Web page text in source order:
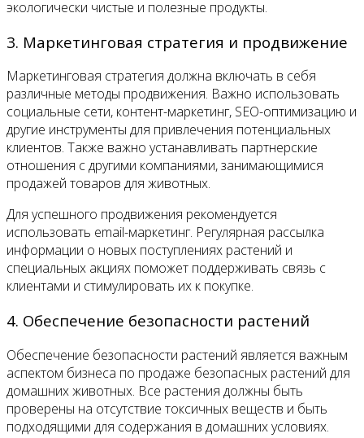
экологически чистые и полезные продукты.
3. Маркетинговая стратегия и продвижение
Маркетинговая стратегия должна включать в себя
различные методы продвижения. Важно использовать
социальные сети, контент-маркетинг, SEO-оптимизацию и
другие инструменты для привлечения потенциальных
клиентов. Также важно устанавливать партнерские
отношения с другими компаниями, занимающимися
продажей товаров для животных.
Для успешного продвижения рекомендуется
использовать email-маркетинг. Регулярная рассылка
информации о новых поступлениях растений и
специальных акциях поможет поддерживать связь с
клиентами и стимулировать их к покупке.
4. Обеспечение безопасности растений
Обеспечение безопасности растений является важным
аспектом бизнеса по продаже безопасных растений для
домашних животных. Все растения должны быть
проверены на отсутствие токсичных веществ и быть
подходящими для содержания в домашних условиях.